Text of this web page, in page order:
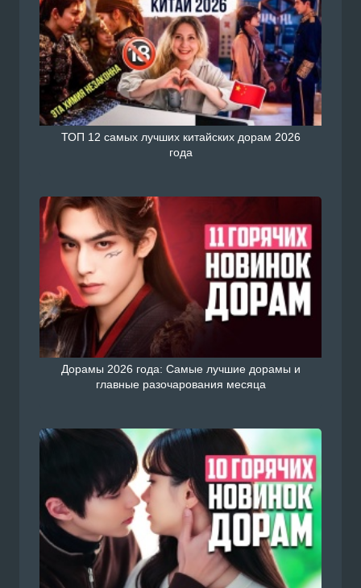
ТОП 12 самых лучших китайских дорам 2026
года
Дорамы 2026 года: Самые лучшие дорамы и
главные разочарования месяца